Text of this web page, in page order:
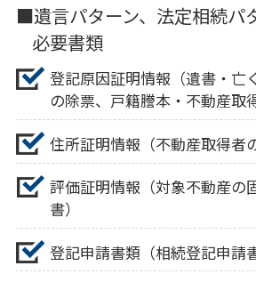
■遺言パターン、法定相続パ
必要書類
登記原因証明情報（遺書・亡
の除票、戸籍謄本・不動産取
住所証明情報（不動産取得者
評価証明情報（対象不動産の
書）
登記申請書類（相続登記申請